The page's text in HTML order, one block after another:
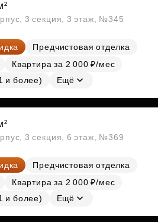
3 секция, 3 этаж, №345
Предчистовая отделка
Квартира за 2 000 ₽/мес
и более)
Ещё
3 секция, 6 этаж, №369
Предчистовая отделка
Квартира за 2 000 ₽/мес
и более)
Ещё